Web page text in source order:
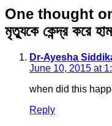
One thought
মৃত্যুকে কেন্দ্র করে
Dr-Ayesha
June 10, 2015 at
when did this
Reply